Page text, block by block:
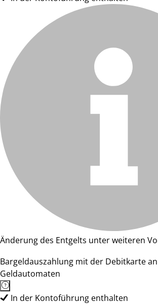
Änderung des Entgelts unter weiteren
Bargeldauszahlung mit der Debitkarte
Geldautomaten
In der Kontoführung enthalten